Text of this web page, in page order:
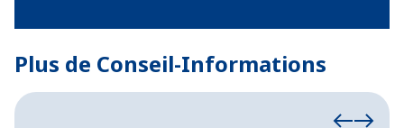
Plus de Conseil-Informations